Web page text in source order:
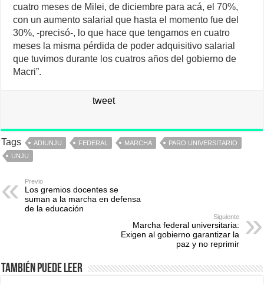
cuatro meses de Milei, de diciembre para acá, el 70%,
con un aumento salarial que hasta el momento fue del
30%, -precisó-, lo que hace que tengamos en cuatro
meses la misma pérdida de poder adquisitivo salarial
que tuvimos durante los cuatros años del gobierno de
Macri”.
tweet
Tags ADIUNJU FEDERAL MARCHA
PARO UNIVERSITARIO
UNJU
Previo
Los gremios docentes se
suman a la marcha en defensa
de la educación
Siguiente
Marcha federal universitaria:
Exigen al gobierno garantizar la
paz y no reprimir
También puede leer